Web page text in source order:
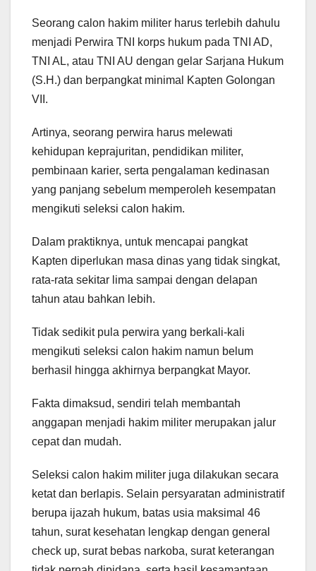
Seorang calon hakim militer harus terlebih dahulu
menjadi Perwira TNI korps hukum pada TNI AD,
TNI AL, atau TNI AU dengan gelar Sarjana Hukum
(S.H.) dan berpangkat minimal Kapten Golongan
VII.
Artinya, seorang perwira harus melewati
kehidupan keprajuritan, pendidikan militer,
pembinaan karier, serta pengalaman kedinasan
yang panjang sebelum memperoleh kesempatan
mengikuti seleksi calon hakim.
Dalam praktiknya, untuk mencapai pangkat
Kapten diperlukan masa dinas yang tidak singkat,
rata-rata sekitar lima sampai dengan delapan
tahun atau bahkan lebih.
Tidak sedikit pula perwira yang berkali-kali
mengikuti seleksi calon hakim namun belum
berhasil hingga akhirnya berpangkat Mayor.
Fakta dimaksud, sendiri telah membantah
anggapan menjadi hakim militer merupakan jalur
cepat dan mudah.
Seleksi calon hakim militer juga dilakukan secara
ketat dan berlapis. Selain persyaratan administratif
berupa ijazah hukum, batas usia maksimal 46
tahun, surat kesehatan lengkap dengan general
check up, surat bebas narkoba, surat keterangan